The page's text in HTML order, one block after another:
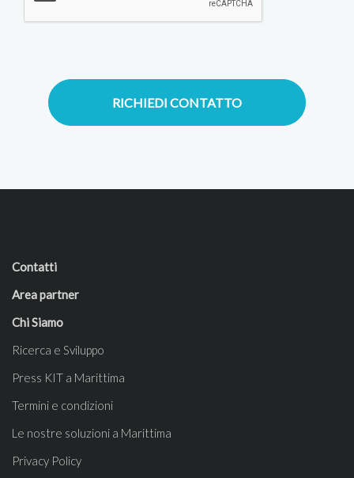
RICHIEDI CONTATTO
Contatti
Area partner
Chi Siamo
Ricerca e Sviluppo
Press KIT a Marittima
Termini e condizioni
Le nostre soluzioni a Marittima
Privacy Policy